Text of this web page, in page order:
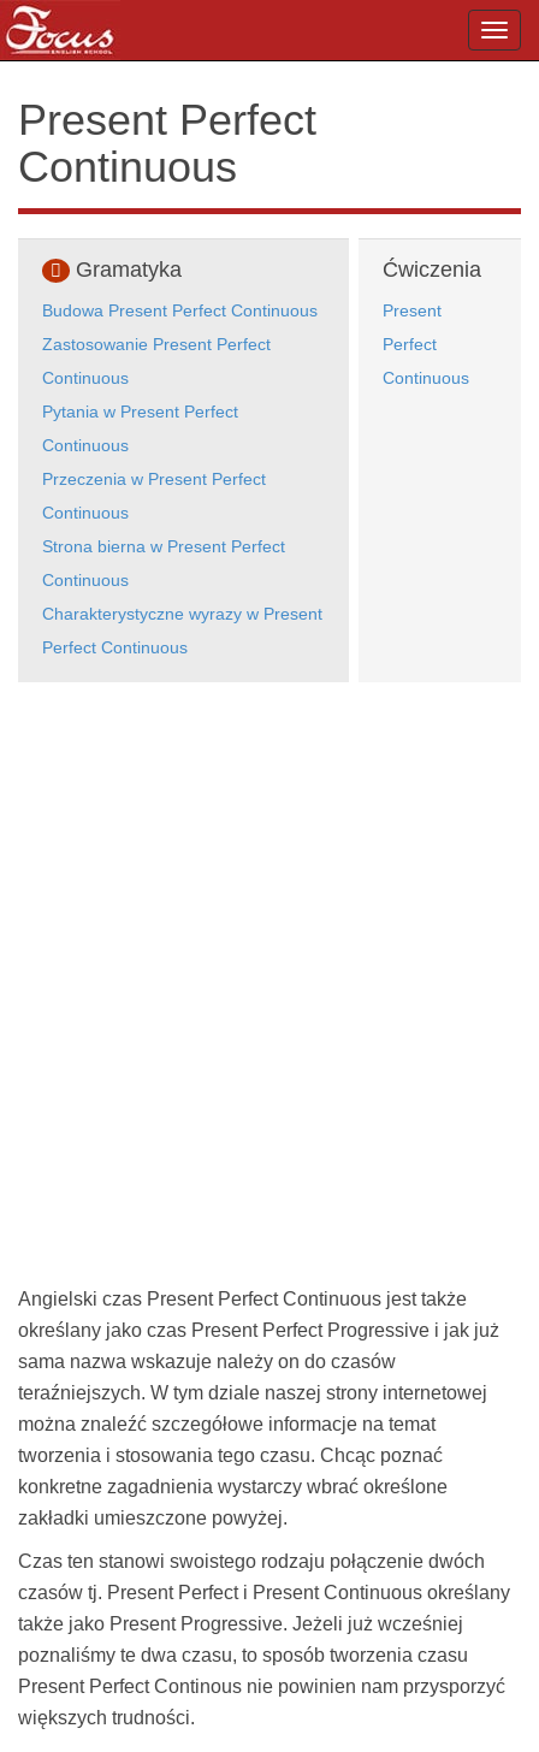
Present Perfect
Continuous
Gramatyka
Budowa Present Perfect Continuous
Zastosowanie Present Perfect
Continuous
Pytania w Present Perfect
Continuous
Przeczenia w Present Perfect
Continuous
Strona bierna w Present Perfect
Continuous
Charakterystyczne wyrazy w Present
Perfect Continuous
Ćwiczenia
Present
Perfect
Continuous
Angielski czas Present Perfect Continuous jest także
określany jako czas Present Perfect Progressive i jak już
sama nazwa wskazuje należy on do czasów
teraźniejszych. W tym dziale naszej strony internetowej
można znaleźć szczegółowe informacje na temat
tworzenia i stosowania tego czasu. Chcąc poznać
konkretne zagadnienia wystarczy wbrać określone
zakładki umieszczone powyżej.
Czas ten stanowi swoistego rodzaju połączenie dwóch
czasów tj. Present Perfect i Present Continuous określany
także jako Present Progressive. Jeżeli już wcześniej
poznaliśmy te dwa czasu, to sposób tworzenia czasu
Present Perfect Continous nie powinien nam przysporzyć
większych trudności.